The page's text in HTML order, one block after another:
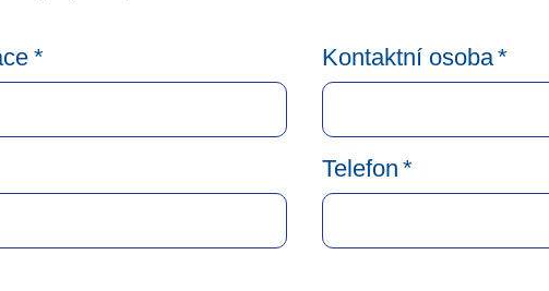
* Kontaktní osoba*
Telefon *